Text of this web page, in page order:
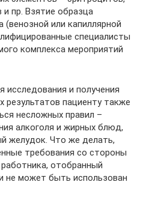
пр. Взятие образца
(венозной или капиллярной
специалисты
комплекса мероприятий
исследования и получения
пациенту также
несложных правил –
алкоголя и жирных блюд,
желудок. Что же делать,
требования со стороны
отобранный
не может быть использован